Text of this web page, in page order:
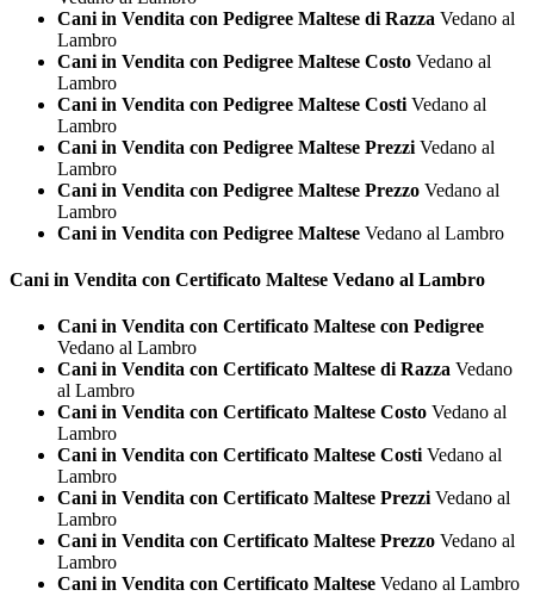
Cani in Vendita con Pedigree Maltese di Razza Vedano al
Lambro
Cani in Vendita con Pedigree Maltese Costo Vedano al
Lambro
Cani in Vendita con Pedigree Maltese Costi Vedano al
Lambro
Cani in Vendita con Pedigree Maltese Prezzi Vedano al
Lambro
Cani in Vendita con Pedigree Maltese Prezzo Vedano al
Lambro
Cani in Vendita con Pedigree Maltese Vedano al Lambro
Cani in Vendita con Certificato Maltese Vedano al Lambro
Cani in Vendita con Certificato Maltese con Pedigree
Vedano al Lambro
Cani in Vendita con Certificato Maltese di Razza Vedano
al Lambro
Cani in Vendita con Certificato Maltese Costo Vedano al
Lambro
Cani in Vendita con Certificato Maltese CostiVedano al
Lambro
Cani in Vendita con Certificato Maltese PrezziVedano al
Lambro
Cani in Vendita con Certificato Maltese Prezzo Vedano al
Lambro
Cani in Vendita con Certificato Maltese Vedano al Lambro